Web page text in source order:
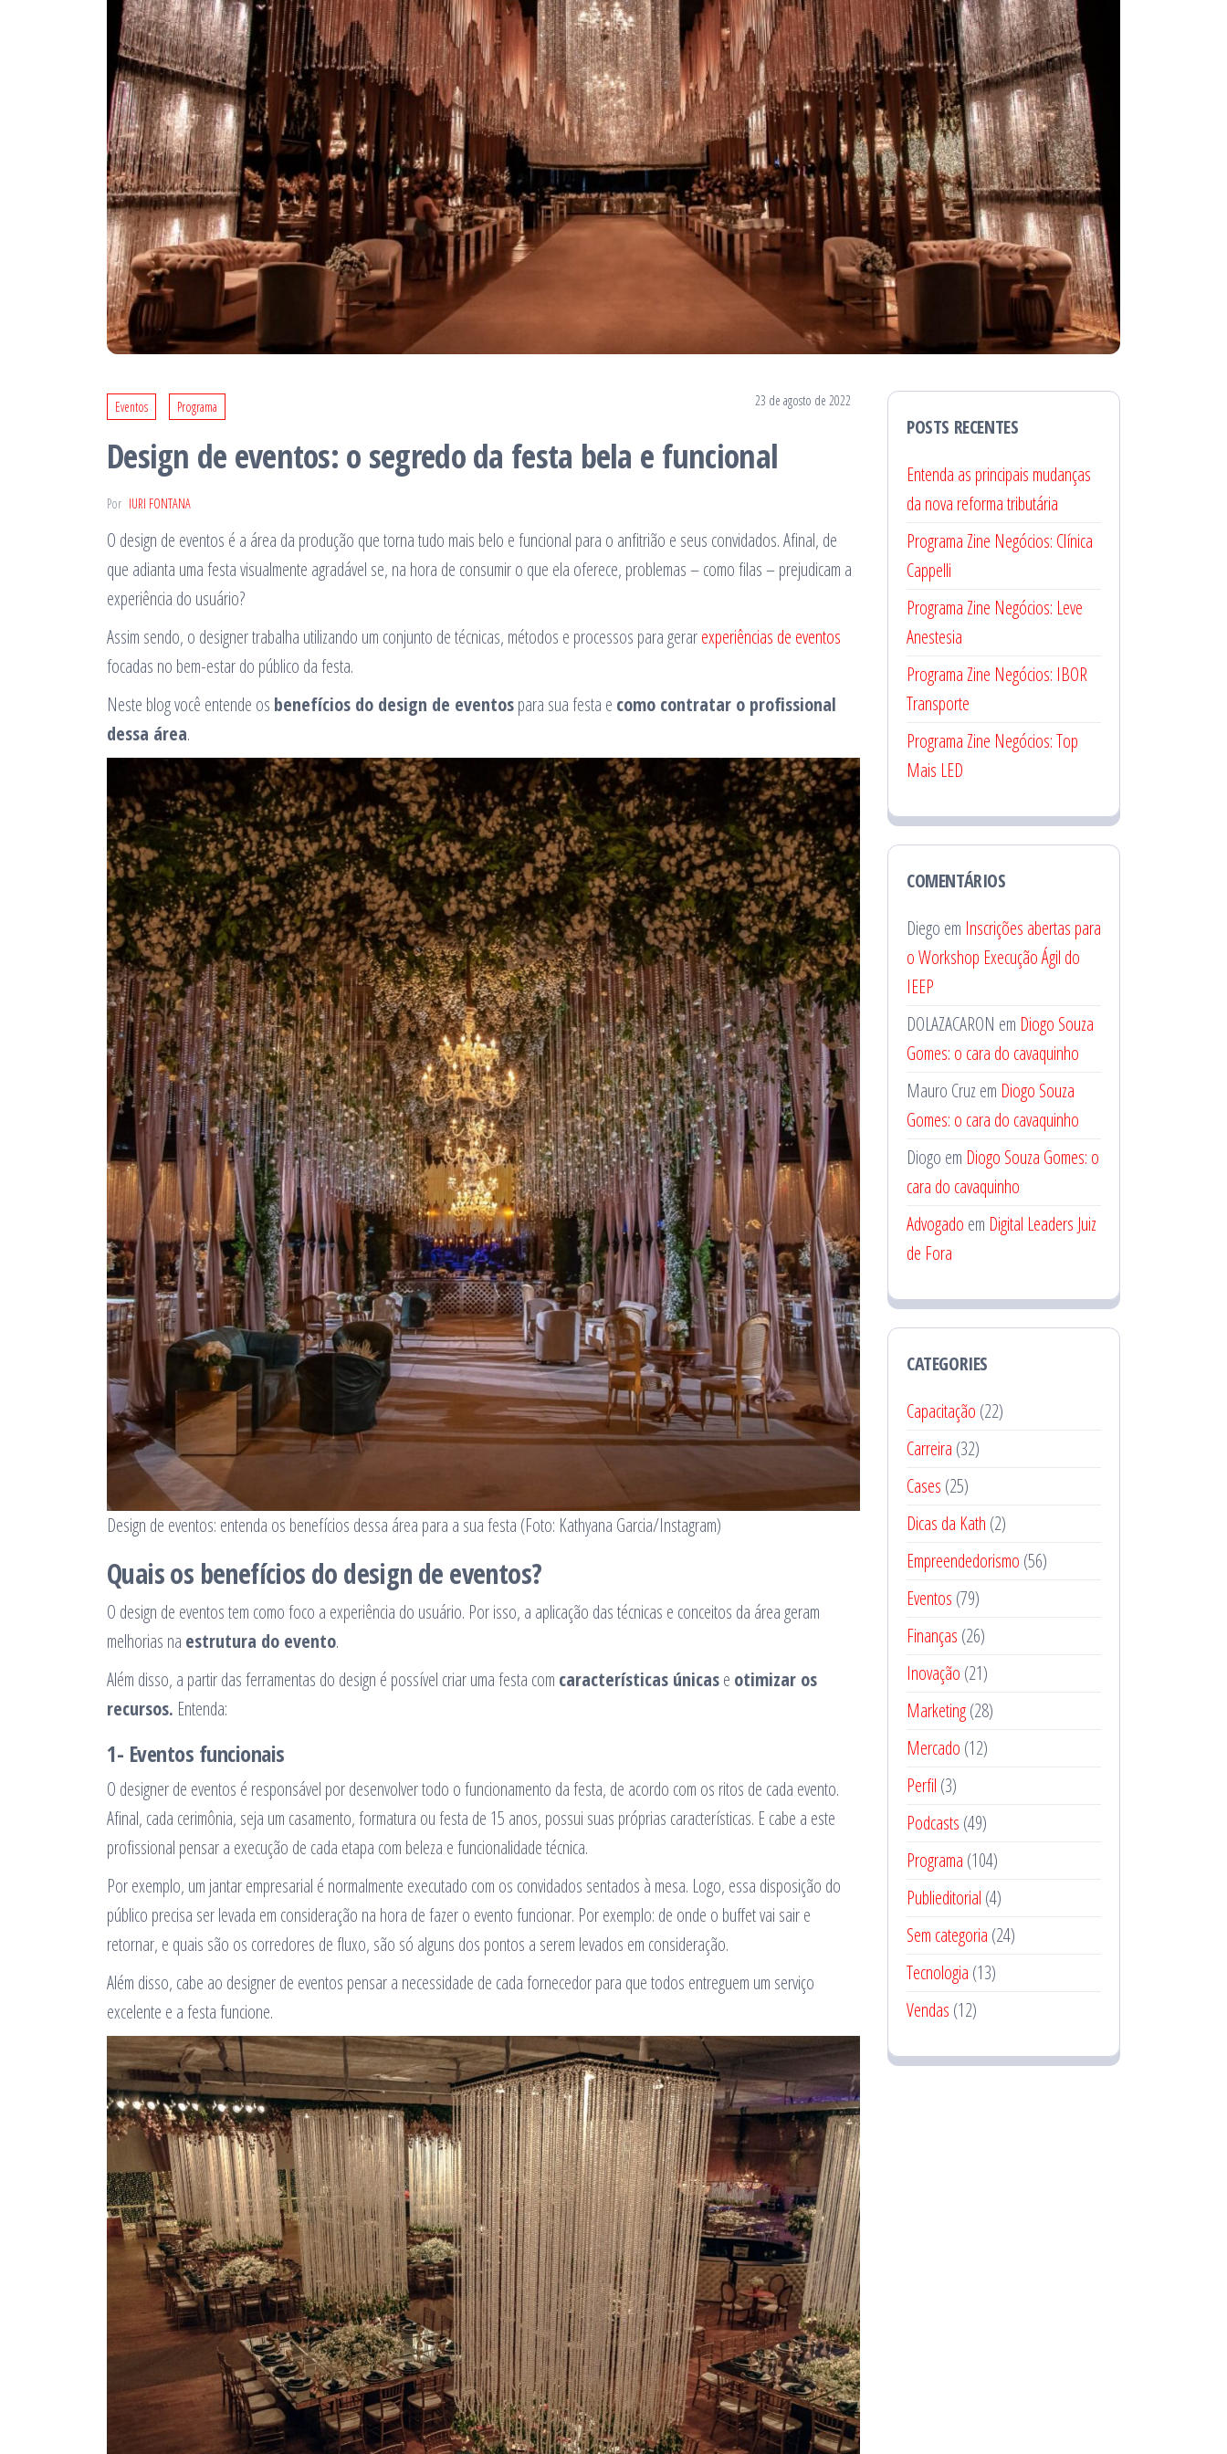
Eventos Programa 23 de agosto de 2022
Design de eventos: o segredo da festa bela e funcional
Por IURI FONTANA
O design de eventos é a área da produção que torna tudo mais belo e funcional para o anfitrião e seus convidados. Afinal, de
que adianta uma festa visualmente agradável se, na hora de consumir o que ela oferece, problemas – como filas – prejudicam a
experiência do usuário?
Assim sendo, o designer trabalha utilizando um conjunto de técnicas, métodos e processos para gerarexperiências de eventos
focadas no bem-estar do público da festa.
Neste blog você entende os benefícios do design de eventospara sua festa e como contratar o profissional
dessa área.
Design de eventos: entenda os benefícios dessa área para a sua festa (Foto: Kathyana Garcia/Instagram)
Quais os benefícios do design de eventos?
O design de eventos tem como foco a experiência do usuário. Por isso, a aplicação das técnicas e conceitos da área geram
melhorias na estrutura do evento.
Além disso, a partir das ferramentas do design é possível criar uma festa com características únicase otimizar os
recursos. Entenda:
1- Eventos funcionais
O designer de eventos é responsável por desenvolver todo o funcionamento da festa, de acordo com os ritos de cada evento.
Afinal, cada cerimônia, seja um casamento, formatura ou festa de 15 anos, possui suas próprias características. E cabe a este
profissional pensar a execução de cada etapa com beleza e funcionalidade técnica.
Por exemplo, um jantar empresarial é normalmente executado com os convidados sentados à mesa. Logo, essa disposição do
público precisa ser levada em consideração na hora de fazer o evento funcionar. Por exemplo: de onde o buffet vai sair e
retornar, e quais são os corredores de fluxo, são só alguns dos pontos a serem levados em consideração.
Além disso, cabe ao designer de eventos pensar a necessidade de cada fornecedor para que todos entreguem um serviço
excelente e a festa funcione.
POSTS RECENTES
Entenda as principais mudanças
da nova reforma tributária
Programa Zine Negócios: Clínica
Cappelli
Programa Zine Negócios: Leve
Anestesia
Programa Zine Negócios: IBOR
Transporte
Programa Zine Negócios: Top
Mais LED
COMENTÁRIOS
Diego em Inscrições abertas para
o Workshop Execução Ágil do
IEEP
DOLAZACARON em Diogo Souza
Gomes: o cara do cavaquinho
Mauro Cruz em Diogo Souza
Gomes: o cara do cavaquinho
Diogo em Diogo Souza Gomes: o
cara do cavaquinho
Advogado em Digital Leaders Juiz
de Fora
CATEGORIES
Capacitação (22)
Carreira (32)
Cases (25)
Dicas da Kath (2)
Empreendedorismo (56)
Eventos (79)
Finanças (26)
Inovação (21)
Marketing(28)
Mercado (12)
Perfil (3)
Podcasts (49)
Programa (104)
Publieditorial (4)
Sem categoria (24)
Tecnologia (13)
Vendas (12)